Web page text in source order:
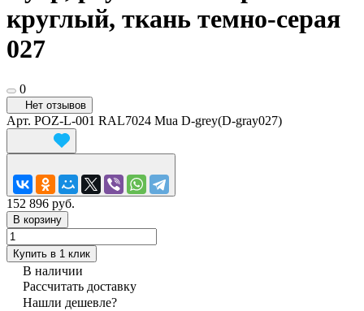
круглый, ткань темно-серая
027
0
Нет отзывов
Арт. POZ-L-001 RAL7024 Mua D-grey(D-gray027)
152 896 руб.
В корзину
Купить в 1 клик
В наличии
Рассчитать доставку
Нашли дешевле?